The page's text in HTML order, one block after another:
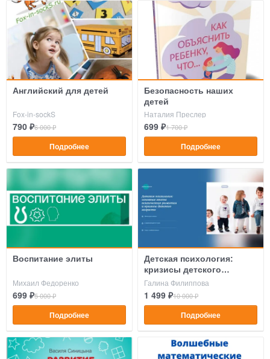
Английский для детей
Fox-in-sockS
790 ₽6 000 ₽
Подробнее
Безопасность наших
детей
Наталия Преслер
699 ₽1 700 ₽
Подробнее
Воспитание элиты
Михаил Федоренко
699 ₽5 000 ₽
Подробнее
Детская психология:
кризисы детского
возраста
Галина Филиппова
1 499 ₽10 000 ₽
Подробнее